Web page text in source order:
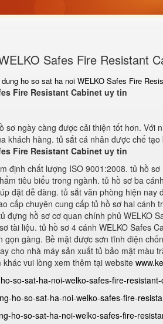
Safes Fire Resistant
ho so sat ha noi WELKO Safes Fire
Fire Resistant Cabinet uy tin
ngày càng được cải thiện tốt hơn. Với
khách hàng. tủ sắt cá nhân được chế
Fire Resistant Cabinet uy tin
định chất lượng ISO 9001:2008. tủ hồ
tiêu biểu trong ngành. tủ hồ sơ ba
đặt dễ dàng. tủ sắt văn phòng hiện
cấp chuyên cung cấp tủ hồ sơ hai cánh
đựng hồ sơ cơ quan chính phủ WELKO
tài liệu. tủ hồ sơ 4 cánh WELKO Safes
gàng. Bề mặt được sơn tĩnh điện
cho nhà máy sản xuất tủ bảo mật màu
vui lòng xem thêm tại website
so-sat-ha-noi-welko-safes-fire-
ho-so-sat-ha-noi-welko-safes-fire-
ho-so-sat-ha-noi-welko-safes-fire-